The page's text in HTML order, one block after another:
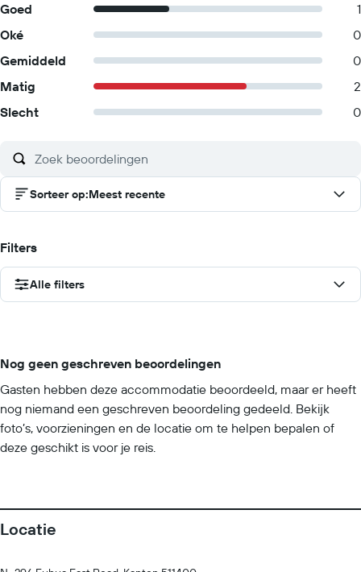
Goed
1
Oké
0
Gemiddeld
0
Matig
2
Slecht
0
Sorteer op:Meest recente
Filters
Alle filters
Nog geen geschreven beoordelingen
Gasten hebben deze accommodatie beoordeeld, maar er heeft
nog niemand een geschreven beoordeling gedeeld. Bekijk
foto’s, voorzieningen en de locatie om te helpen bepalen of
deze geschikt is voor je reis.
Locatie